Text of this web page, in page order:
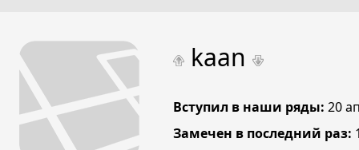
kaan
Вступил в наши ряды: 20
Замечен в последний раз: